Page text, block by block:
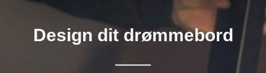
Design dit drømmebord